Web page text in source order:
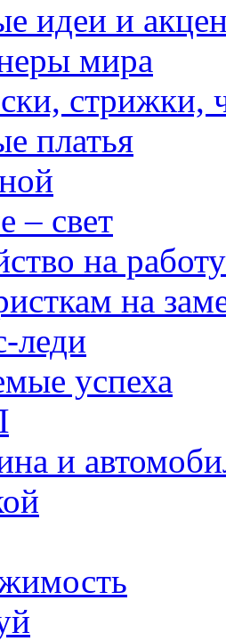
идеи и
мира
стрижки,
платья
– свет
на работу
на
леди
успеха
и